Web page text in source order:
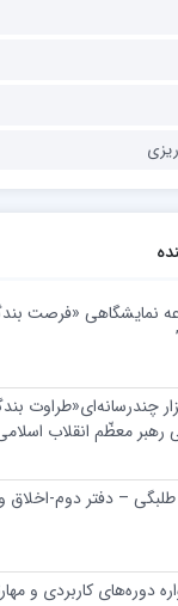
نمایشگاهی «فرصت
چندرسانه‌ای«طراوت
رهبر معظّم انقلاب
طلبگی – دفتر دوم-اخلاق
دوره‌های کاربردی و